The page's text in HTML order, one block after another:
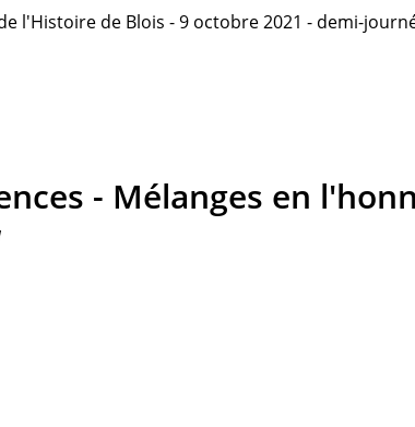
l'Histoire de Blois - 9 octobre 2021 - demi-
- Mélanges en